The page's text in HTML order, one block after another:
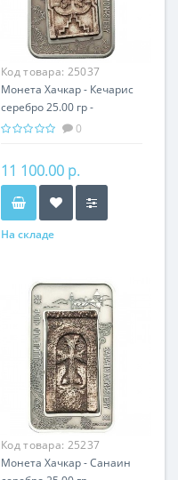
Код товара: 25037
Монета Хачкар - Кечарис
серебро 25.00 гр -
православный подарок
0
11 100.00 р.
На складе
Код товара: 25237
Монета Хачкар - Санаин